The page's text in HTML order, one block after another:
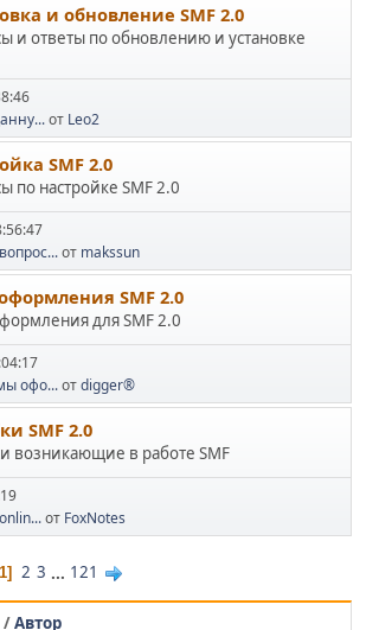
и обновление SMF 2.0
и ответы по обновлению и установке
от Leo2
SMF 2.0
по настройке SMF 2.0
от makssun
SMF 2.0
для SMF 2.0
офо...отdigger®
SMF 2.0
возникающие в работе SMF
от FoxNotes
1 2 3 ... 121
/Автор